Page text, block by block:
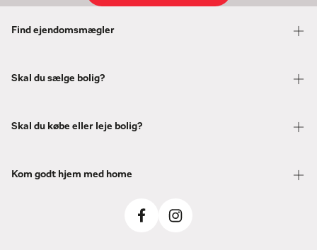
Find ejendomsmægler
Skal du sælge bolig?
Skal du købe eller leje bolig?
Kom godt hjem med home